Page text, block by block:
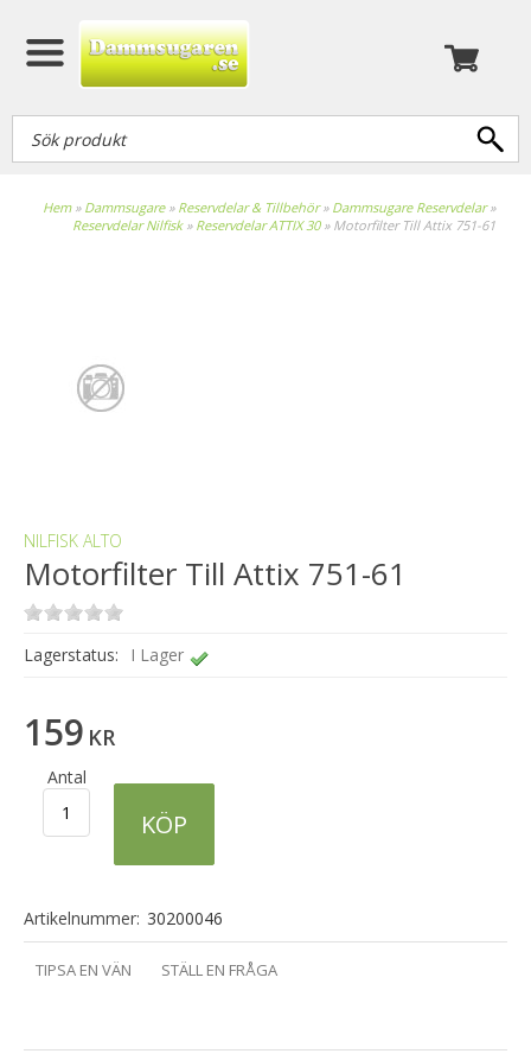
Hem» Dammsugare» Reservdelar & Tillbehör» Dammsugare Reservdelar»
Reservdelar Nilfisk» Reservdelar ATTIX 30» Motorfilter Till Attix 751-61
NILFISK ALTO
Motorfilter Till Attix 751-61
Lagerstatus: I Lager
159 KR
Antal
KÖP
Artikelnummer: 30200046
TIPSA EN VÄN STÄLL EN FRÅGA